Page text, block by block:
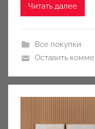
Читать далее
Все покупки
Оставить